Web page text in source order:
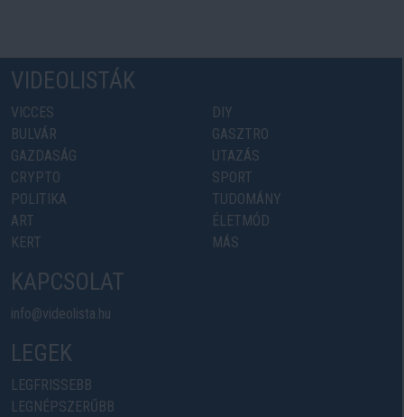
VIDEOLISTÁK
VICCES
BULVÁR
GAZDASÁG
CRYPTO
POLITIKA
ART
KERT
DIY
GASZTRO
UTAZÁS
SPORT
TUDOMÁNY
ÉLETMÓD
MÁS
KAPCSOLAT
info@videolista.hu
LEGEK
LEGFRISSEBB
LEGNÉPSZERŰBB